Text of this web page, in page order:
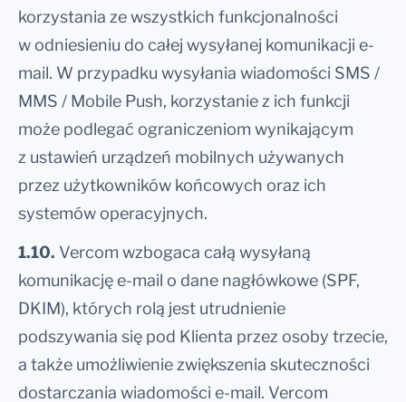
korzystania ze wszystkich funkcjonalności
w odniesieniu do całej wysyłanej komunikacji e-
mail. W przypadku wysyłania wiadomości SMS /
MMS / Mobile Push, korzystanie z ich funkcji
może podlegać ograniczeniom wynikającym
z ustawień urządzeń mobilnych używanych
przez użytkowników końcowych oraz ich
systemów operacyjnych.
1.10. Vercom wzbogaca całą wysyłaną
komunikację e-mail o dane nagłówkowe (SPF,
DKIM), których rolą jest utrudnienie
podszywania się pod Klienta przez osoby trzecie,
a także umożliwienie zwiększenia skuteczności
dostarczania wiadomości e-mail. Vercom